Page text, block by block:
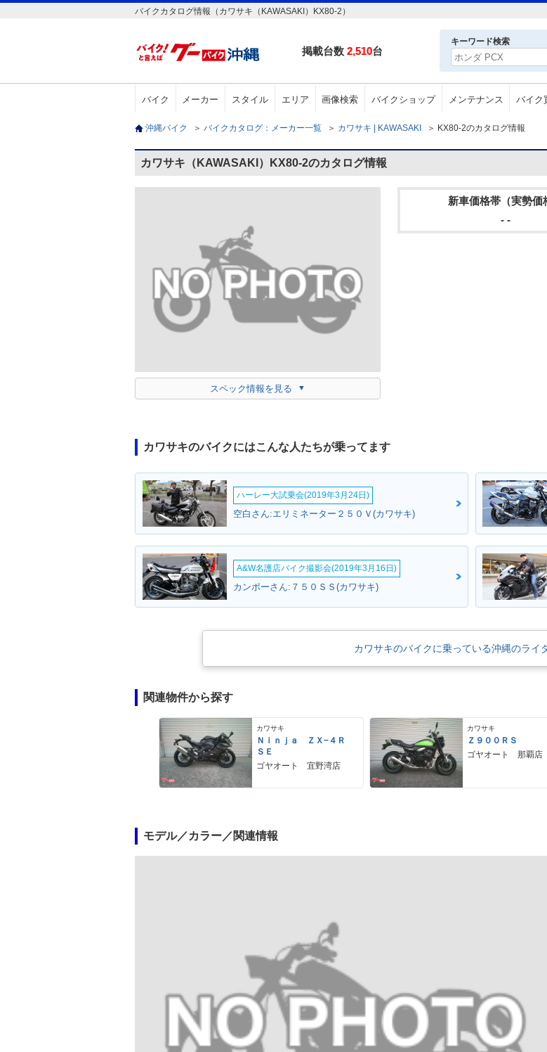
バイクカタログ情報（カワサキ（KAWASAKI）KX80-2）
掲載台数 2,510台
キーワード検索
バイク メーカー スタイル エリア 画像検索 バイクショップ メンテナンス バイク
沖縄バイク ＞ バイクカタログ：メーカー一覧 ＞ カワサキ | KAWASAKI ＞ KX80-2のカタログ情報
カワサキ（KAWASAKI）KX80-2のカタログ情報
スペック情報を見る
新車価格帯（実勢価
- -
カワサキのバイクにはこんな人たちが乗ってます
ハーレー大試乗会(2019年3月24日)
空白さん:エリミネーター２５０Ｖ(カワサキ)
A&W名護店バイク撮影会(2019年3月16日)
カンポーさん:７５０ＳＳ(カワサキ)
カワサキのバイクに乗っている沖縄のライ
関連物件から探す
カワサキ
Ｎｉｎｊａ ＺＸ−４Ｒ
ＳＥ
ゴヤオート 宜野湾店
カワサキ
Ｚ９００ＲＳ
ゴヤオート 那覇店
モデル／カラー／関連情報